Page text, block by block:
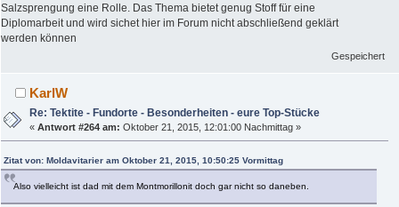
Salzsprengung eine Rolle. Das Thema bietet genug Stoff für eine
Diplomarbeit und wird sichet hier im Forum nicht abschließend geklärt
werden können
Gespeichert
KarlW
Re: Tektite - Fundorte - Besonderheiten - eure Top-Stücke
«Antwort #264 am: Oktober 21, 2015, 12:01:00 Nachmittag »
Zitat von: Moldavitarier am Oktober 21, 2015, 10:50:25 Vormittag
Also vielleicht ist dad mit dem Montmorillonit doch gar nicht so daneben.